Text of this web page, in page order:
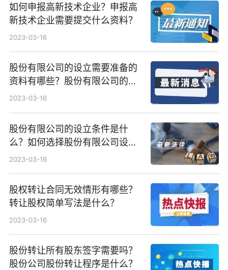
如何申报高新技术企业？申报高
新技术企业需要提交什么资料？
2023-03-16
股份有限公司的设立需要准备的
资料有哪些？股份有限公司的设
立法律依据是什么？
2023-03-16
股份有限公司的设立条件是什
么？如何选择股份有限公司设立
方式？
2023-03-16
股权转让合同无效情形有哪些？
转让股权简单写法是什么？
2023-03-16
股份转让所有股东签字需要吗？
股份公司股份转让程序是什么？